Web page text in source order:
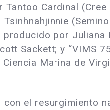
Tantoo Cardinal
Tsinhnahjinnie
producido por Juliana
Sackett; y “VIMS
Marina de
con el resurgimiento